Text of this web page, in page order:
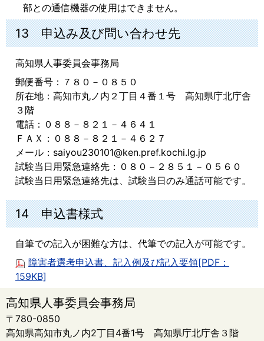
部との通信機器の使用はできません。
13 申込み及び問い合わせ先
高知県人事委員会事務局
郵便番号：７８０－０８５０
所在地：高知市丸ノ内２丁目４番１号 高知県庁北庁舎
３階
電話：０８８－８２１－４６４１
ＦＡＸ：０８８－８２１－４６２７
メール：saiyou230101@ken.pref.kochi.lg.jp
試験当日用緊急連絡先：０８０－２８５１－０５６０
試験当日用緊急連絡先は、試験当日のみ通話可能です。
14 申込書様式
自筆での記入が困難な方は、代筆での記入が可能です。
障害者選考申込書、記入例及び記入要領[PDF：
159KB]
高知県人事委員会事務局
〒780-0850
高知県高知市丸ノ内2丁目4番1号 高知県庁北庁舎３階